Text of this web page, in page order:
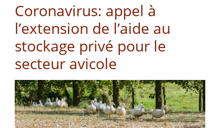
Coronavirus: appel à
l’extension de l’aide au
stockage privé pour le
secteur avicole